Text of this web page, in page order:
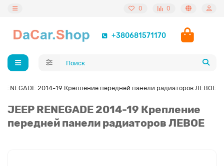
0 0
+380681571170
RENEGADE 2014-19 Крепление передней панели радиаторов ЛЕВОЕ
JEEP RENEGADE 2014-19 Крепление
передней панели радиаторов ЛЕВОЕ